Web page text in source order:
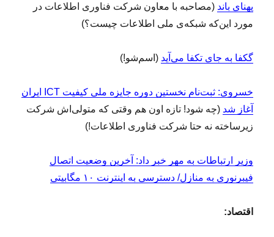
پهنای باند (مصاحبه با معاون شرکت فناوری اطلاعات در
مورد این‌که شبکه‌ی ملی اطلاعات چیست؟)
گکفا به جای تکفا می‌آید (اسم‌شو!)
خسروی: ثبت‌نام نخستین دوره جایزه ملی کیفیت ICT ایران
آغاز شد (چه شود! تازه اون هم وقتی که متولی‌اش شرکت
زیرساخته نه حتا شرکت فناوری اطلاعات!)
وزیر ارتباطات به مهر خبر داد: آخرین وضعیت اتصال
فیبرنوری به منازل/ دسترسی به اینترنت ۱۰ مگابیتی
اقتصاد: